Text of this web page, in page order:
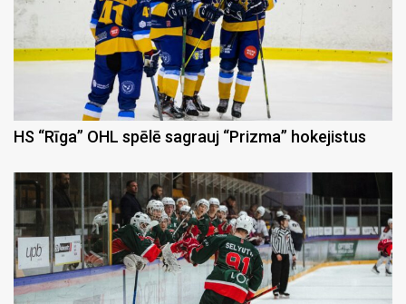
HS “Rīga” OHL spēlē sagrauj “Prizma” hokejistus